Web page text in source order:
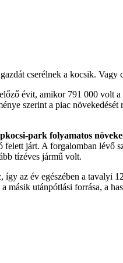
cserélnek a kocsik. Vagy
évit, amikor 791 000 volt
szerint a piac
park folyamatos
járt. A forgalomban lévő
tízéves jármű volt.
, így az év egészében a tavalyi
utánpótlási forrása, a